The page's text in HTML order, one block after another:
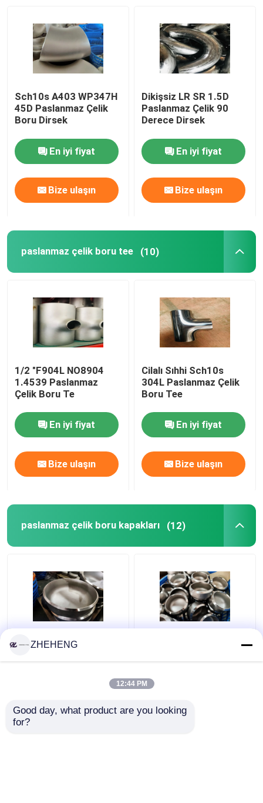
Fabrika turu
Company News
paslanmaz çelik boru bağlantı parçaları
paslanmaz çelik boru flanşı
Paslanmaz Çelik Boru Dirsek
paslanmaz çelik boru tee
paslanmaz çelik boru kapakları
Exception : INVALID_FETCH - bind failed with errno
Dişli Boru Bağlantısı
Paslanmaz Çelik Redüktör
Paslanmaz Çelik Kör Flanş
Kaynak boyunlu flanş
Nikel alaşımlı boru bağlantı parçaları
Sch10s A403 WP347H
45D Paslanmaz Çelik
Boru Dirsek
En iyi fiyat
Bize ulaşın
Dikişsiz LR SR 1.5D
Paslanmaz Çelik 90
Derece Dirsek
En iyi fiyat
Bize ulaşın
paslanmaz çelik boru tee (10)
1/2 "F904L NO8904
1.4539 Paslanmaz
Çelik Boru Te
En iyi fiyat
Bize ulaşın
Cilalı Sıhhi Sch10s
304L Paslanmaz Çelik
Boru Tee
En iyi fiyat
Bize ulaşın
paslanmaz çelik boru kapakları (12)
Ferforje WP317
ZHEHENG
12:44 PM
Good day, what product are you looking
for?